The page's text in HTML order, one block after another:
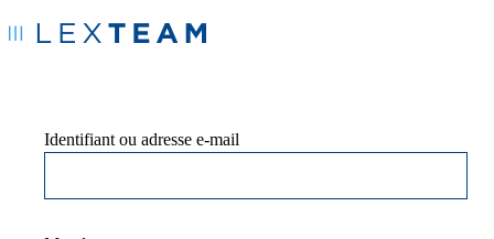
Identifiant ou adresse e-mail